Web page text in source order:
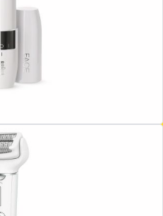
Braun Face FS 1000 Mini Hair Remover